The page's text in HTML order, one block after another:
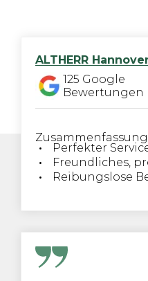
ALTHERR
125 Google
Bewertungen
Perfekter
Freundliches,
Reibungslose